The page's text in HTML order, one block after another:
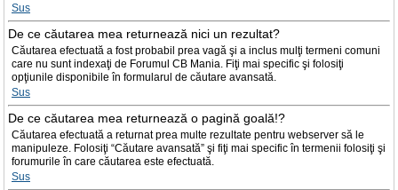
Sus
De ce căutarea mea returnează nici un rezultat?
Căutarea efectuată a fost probabil prea vagă şi a inclus mulţi termeni comuni
care nu sunt indexaţi de Forumul CB Mania. Fiţi mai specific şi folosiţi
opţiunile disponibile în formularul de căutare avansată.
Sus
De ce căutarea mea returnează o pagină goală!?
Căutarea efectuată a returnat prea multe rezultate pentru webserver să le
manipuleze. Folosiţi “Căutare avansată” şi fiţi mai specific în termenii folosiţi şi
forumurile în care căutarea este efectuată.
Sus